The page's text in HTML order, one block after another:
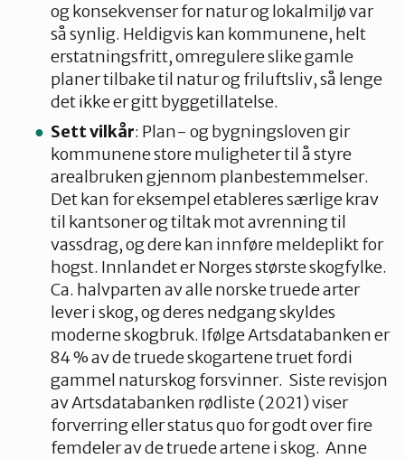
og konsekvenser for natur og lokalmiljø var
så synlig. Heldigvis kan kommunene, helt
erstatningsfritt, omregulere slike gamle
planer tilbake til natur og friluftsliv, så lenge
det ikke er gitt byggetillatelse.
Sett vilkår: Plan- og bygningsloven gir
kommunene store muligheter til å styre
arealbruken gjennom planbestemmelser.
Det kan for eksempel etableres særlige krav
til kantsoner og tiltak mot avrenning til
vassdrag, og dere kan innføre meldeplikt for
hogst. Innlandet er Norges største skogfylke.
Ca. halvparten av alle norske truede arter
lever i skog, og deres nedgang skyldes
moderne skogbruk. Ifølge Artsdatabanken er
84 % av de truede skogartene truet fordi
gammel naturskog forsvinner. Siste revisjon
av Artsdatabanken rødliste (2021) viser
forverring eller status quo for godt over fire
femdeler av de truede artene i skog. Anne